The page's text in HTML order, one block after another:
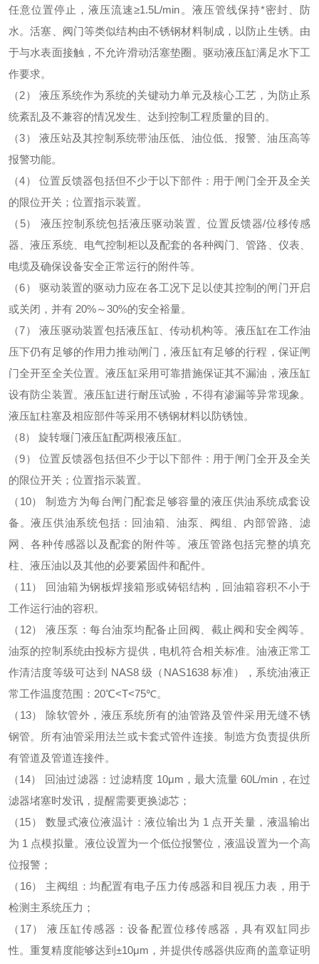
任意位置停止，液压流速≥1.5L/min。液压管线保持*密封、防
水。活塞、阀门等类似结构由不锈钢材料制成，以防止生锈。由
于与水表面接触，不允许滑动活塞垫圈。驱动液压缸满足水下工
作要求。
（2） 液压系统作为系统的关键动力单元及核心工艺，为防止系
统紊乱及不兼容的情况发生、达到控制工程质量的目的。
（3） 液压站及其控制系统带油压低、油位低、报警、油压高等
报警功能。
（4） 位置反馈器包括但不少于以下部件：用于闸门全开及全关
的限位开关；位置指示装置。
（5） 液压控制系统包括液压驱动装置、位置反馈器/位移传感
器、液压系统、电气控制柜以及配套的各种阀门、管路、仪表、
电缆及确保设备安全正常运行的附件等。
（6） 驱动装置的驱动力应在各工况下足以使其控制的闸门开启
或关闭，并有 20%～30%的安全裕量。
（7） 液压驱动装置包括液压缸、传动机构等。液压缸在工作油
压下仍有足够的作用力推动闸门，液压缸有足够的行程，保证闸
门全开至全关位置。液压缸采用可靠措施保证其不漏油，液压缸
设有防尘装置。液压缸进行耐压试验，不得有渗漏等异常现象。
液压缸柱塞及相应部件等采用不锈钢材料以防锈蚀。
（8） 旋转堰门液压缸配两根液压缸。
（9） 位置反馈器包括但不少于以下部件：用于闸门全开及全关
的限位开关；位置指示装置。
（10）制造方为每台闸门配套足够容量的液压供油系统成套设
备。液压供油系统包括：回油箱、油泵、阀组、内部管路、滤
网、各种传感器以及配套的附件等。液压管路包括完整的填充
柱、液压油以及其他的必要紧固件和配件。
（11） 回油箱为钢板焊接箱形或铸铝结构，回油箱容积不小于
工作运行油的容积。
（12）液压泵：每台油泵均配备止回阀、截止阀和安全阀等。
油泵的控制系统由投标方提供，电机符合相关标准。油液正常工
作清洁度等级可达到 NAS8 级（NAS1638 标准），系统油液正
常工作温度范围：20℃<T<75℃。
（13） 除软管外，液压系统所有的油管路及管件采用无缝不锈
钢管。所有油管采用法兰或卡套式管件连接。制造方负责提供所
有管道及管道连接件。
（14） 回油过滤器：过滤精度 10μm，最大流量 60L/min，在过
滤器堵塞时发讯，提醒需要更换滤芯；
（15） 数显式液位液温计：液位输出为 1 点开关量，液温输出
为 1 点模拟量。液位设置为一个低位报警位，液温设置为一个高
位报警；
（16） 主阀组：均配置有电子压力传感器和目视压力表，用于
检测主系统压力；
（17）液压缸传感器：设备配置位移传感器，具有双缸同步
性。重复精度能够达到±10μm，并提供传感器供应商的盖章证明